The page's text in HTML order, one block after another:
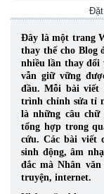
Đặt
Đây là một trang
thay thế cho Blog
nhiều lần thay đổi
vẫn giữ vững
đầu. Mỗi bài viết
trình chỉnh sửa tỉ
là những câu
tổng hợp trong
cứu. Các bài viết
sinh động, âm
đắc mà Nhân
truyện, internet.